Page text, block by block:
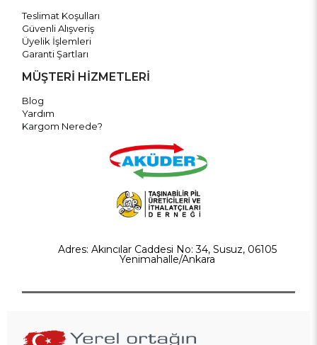
Teslimat Koşulları
Güvenli Alışveriş
Üyelik İşlemleri
Garanti Şartları
MÜŞTERİ HİZMETLERİ
Blog
Yardım
Kargom Nerede?
Adres: Akıncılar Caddesi No: 34, Susuz, 06105
Yenimahalle/Ankara